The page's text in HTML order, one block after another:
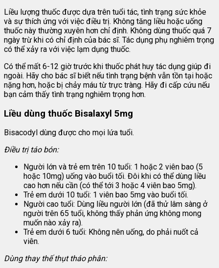
Liều lượng thuốc được dựa trên tuổi tác, tình trạng sức khỏe
và sự thích ứng với việc điều trị. Không tăng liều hoặc uống
thuốc này thường xuyên hơn chỉ định. Không dùng thuốc quá 7
ngày trừ khi có chỉ định của bác sĩ. Tác dụng phụ nghiêm trọng
có thể xảy ra với việc lạm dụng thuốc.
Có thể mất 6-12 giờ trước khi thuốc phát huy tác dụng giúp đi
ngoài. Hãy cho bác sĩ biết nếu tình trạng bệnh vẫn tồn tại hoặc
nặng hơn, hoặc bị chảy máu từ trực tràng. Hãy đi cấp cứu nếu
bạn cảm thấy tình trạng nghiêm trọng hơn.
Liều dùng thuốc Bisalaxyl 5mg
Bisacodyl dùng được cho mọi lứa tuổi.
Điều trị táo bón:
Người lớn và trẻ em trên 10 tuổi: 1 hoặc 2 viên bao (5
hoặc 10mg) uống vào buổi tối. Đôi khi có thể dùng liều
cao hơn nếu cần (có thể tới 3 hoặc 4 viên bao 5mg).
Trẻ em dưới 10 tuổi: 1 viên bao 5mg vào buổi tối.
Người cao tuổi: Dùng liều người lớn (đã thử lâm sàng ở
người trên 65 tuổi, không thấy phản ứng không mong
muốn nào xảy ra).
Trẻ em dưới 6 tuổi: Không nên uống, do phải nuốt cả
viên.
Dùng thay thế thụt tháo phân: